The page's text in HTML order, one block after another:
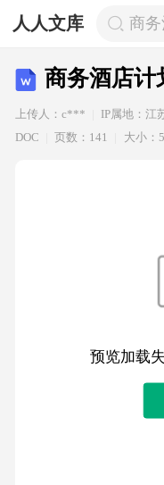
人人文库 商
商务酒店计
上传人：c*** IP属地：江
DOC
页数：141 大小：
预览加载